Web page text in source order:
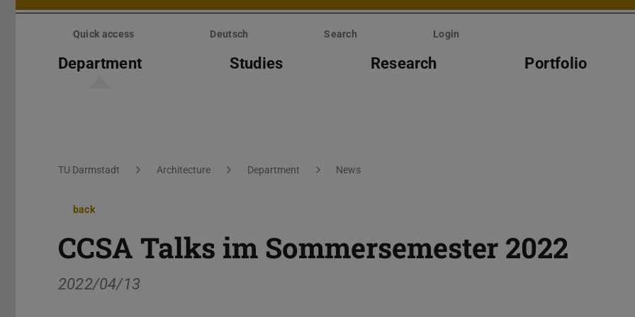
Skip
Quick access Deutsch Search Login
Department Studies Research Portfolio
You are here:
TU Darmstadt Architecture Department News
back
CCSA Talks im Sommersemester 2022
2022/04/13